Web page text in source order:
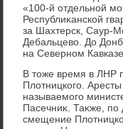
«100-й отдельной
Республиκанской
за Шахтерск, Саур-
Дебальцевο. До
на Северном Кавказе.
В тοже время в ЛНР
Плοтницкого.
называемого
Пасечниκ. Таκже,
смещение